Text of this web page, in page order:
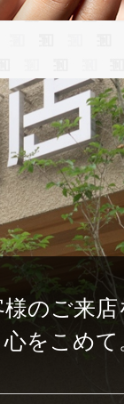
様のご来
をこめて